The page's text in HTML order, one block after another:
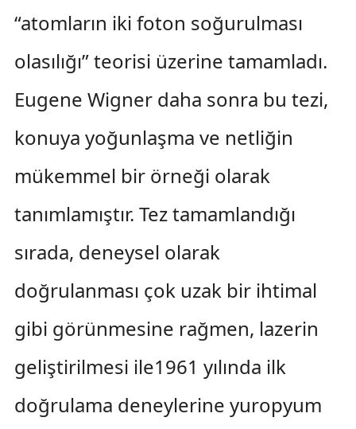
“atomların iki foton soğurulması
olasılığı” teorisi üzerine tamamladı.
Eugene Wigner daha sonra bu tezi,
konuya yoğunlaşma ve netliğin
mükemmel bir örneği olarak
tanımlamıştır. Tez tamamlandığı
sırada, deneysel olarak
doğrulanması çok uzak bir ihtimal
gibi görünmesine rağmen, lazerin
geliştirilmesi ile1961 yılında ilk
doğrulama deneylerine yuropyum